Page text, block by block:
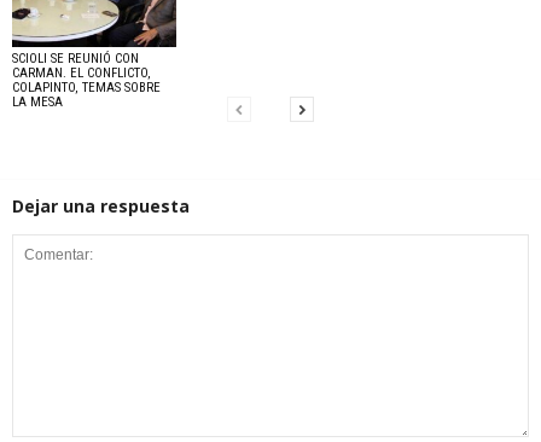
SCIOLI SE REUNIÓ CON
CARMAN. EL CONFLICTO,
COLAPINTO, TEMAS SOBRE
LA MESA
Dejar una respuesta